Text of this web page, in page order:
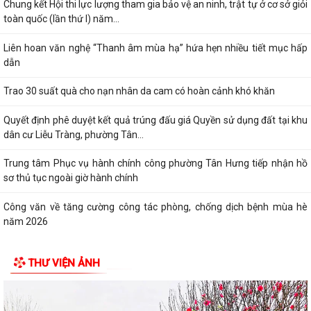
Chung kết Hội thi lực lượng tham gia bảo vệ an ninh, trật tự ở cơ sở giỏi
toàn quốc (lần thứ I) năm...
Liên hoan văn nghệ “Thanh âm mùa hạ” hứa hẹn nhiều tiết mục hấp
dẫn
Trao 30 suất quà cho nạn nhân da cam có hoàn cảnh khó khăn
Quyết định phê duyệt kết quả trúng đấu giá Quyền sử dụng đất tại khu
dân cư Liễu Tràng, phường Tân...
Trung tâm Phục vụ hành chính công phường Tân Hưng tiếp nhận hồ
sơ thủ tục ngoài giờ hành chính
Công văn về tăng cường công tác phòng, chống dịch bệnh mùa hè
năm 2026
bỏ lĩnh vực hội nghị, hội thảo...
Thông báo lịch công tác tuần của Lãnh đạo Ủy ban nhân dân phường
(Từ ngày 03/8/2026 đến ngày...
THƯ VIỆN ẢNH